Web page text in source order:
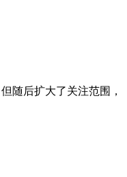
随后扩大了关注范围，